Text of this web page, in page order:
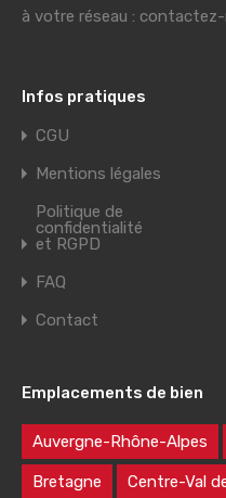
à votre réseau :
Infos pratiques
CGU
Mentions légales
Politique de
confidentialité
et RGPD
FAQ
Contact
Emplacements de bien
Auvergne-Rhône-Alpes
Bretagne Centre-Val